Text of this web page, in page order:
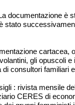
documentazione è
stato
cartacea,
gli opuscoli
consultori familiari
: rivista mensile
CERES di